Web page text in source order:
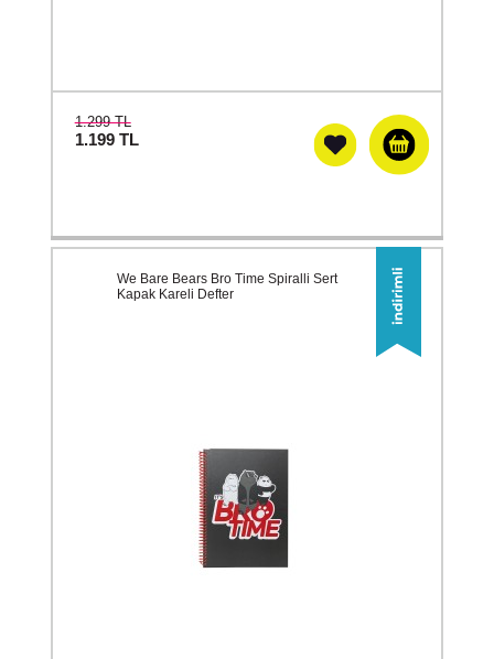
1.299 TL
1.199 TL
We Bare Bears Bro Time Spiralli Sert
Kapak Kareli Defter